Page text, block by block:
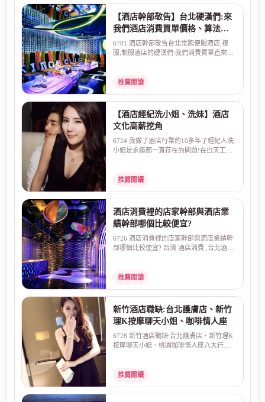
【酒店幹部敬告】台北硬漢們:來
我們酒店消費買單價格、算法直
來直往:不囉嗦!
6701 酒店幹部敬告台北常跑便服酒店,禮
服,制服酒店的硬漢們:我們消費買單直來直
推薦閱讀
【酒店經紀洗小姐、洗妹】酒店
文化高薪挖角
6724 我做了酒店行業約10多年了經紀人洗
小姐是永遠都一直存在的問題!在白天工作
推薦閱讀
酒店消費裡的店家幹部與酒店業
績幹部哪個比較便宜?
6726 酒店消費裡的店家幹部與酒店業績幹
部哪個比較便宜? 台灣 酒店消費 ,台北酒店
推薦閱讀
新竹酒店職缺:台北護膚店、新竹
理K按摩聊天小姐、咖啡情人座
6728 新竹酒店職缺:台北護膚店、新竹理K
按摩聊天小姐、桃園咖啡情人座八大行
推薦閱讀